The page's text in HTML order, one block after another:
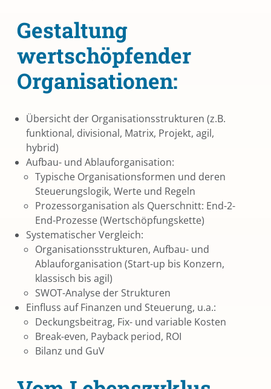
Gestaltung
wertschöpfender
Organisationen:
Übersicht der Organisationsstrukturen (z.B.
funktional, divisional, Matrix, Projekt, agil,
hybrid)
Aufbau- und Ablauforganisation:
Typische Organisationsformen und deren
Steuerungslogik, Werte und Regeln
Prozessorganisation als Querschnitt: End-2-
End-Prozesse (Wertschöpfungskette)
Systematischer Vergleich:
Organisationsstrukturen, Aufbau- und
Ablauforganisation (Start-up bis Konzern,
klassisch bis agil)
SWOT-Analyse der Strukturen
Einfluss auf Finanzen und Steuerung, u.a.:
Deckungsbeitrag, Fix- und variable Kosten
Break-even, Payback period, ROI
Bilanz und GuV